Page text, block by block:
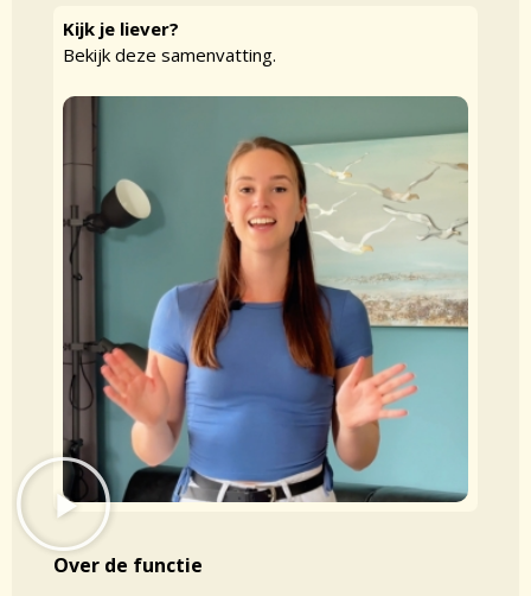
Kijk je liever?
Bekijk deze samenvatting.
Over de functie